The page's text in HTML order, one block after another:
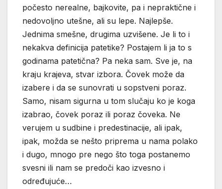
počesto nerealne, bajkovite, pa i nepraktične i
nedovoljno utešne, ali su lepe. Najlepše.
Jednima smešne, drugima uzvišene. Je li to i
nekakva definicija patetike? Postajem li ja to s
godinama patetična? Pa neka sam. Sve je, na
kraju krajeva, stvar izbora. Čovek može da
izabere i da se sunovrati u sopstveni poraz.
Samo, nisam sigurna u tom slučaju ko je koga
izabrao, čovek poraz ili poraz čoveka. Ne
verujem u sudbine i predestinacije, ali ipak,
ipak, možda se nešto priprema u nama polako
i dugo, mnogo pre nego što toga postanemo
svesni ili nam se predoči kao izvesno i
određujuće…